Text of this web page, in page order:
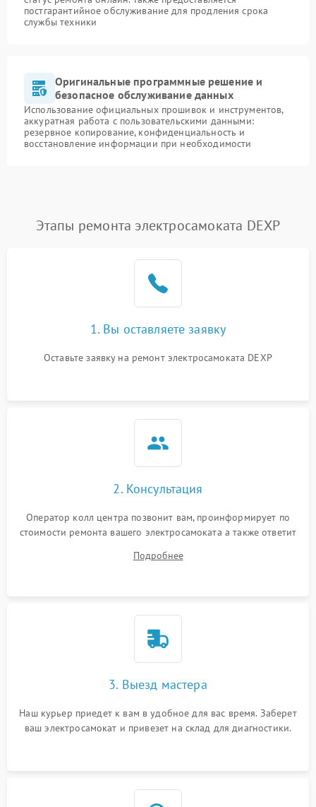
постгарантийное обслуживание для продления срока
службы техники
Оригинальные программные решение и
безопасное обслуживание данных
Использование официальных прошивок и инструментов,
аккуратная работа с пользовательскими данными:
резервное копирование, конфиденциальность и
восстановление информации при необходимости
Этапы ремонта электросамоката DEXP
1. Вы оставляете заявку
Оставьте заявку на ремонт электросамоката DEXP
2. Консультация
Оператор колл центра позвонит вам, проинформирует по
стоимости ремонта вашего электросамоката а также ответит
Подробнее
3. Выезд мастера
Наш курьер приедет к вам в удобное для вас время. Заберет
ваш электросамокат и привезет на склад для диагностики.